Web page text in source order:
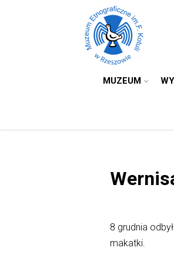
MUZEUM
8 grudnia
makatki.